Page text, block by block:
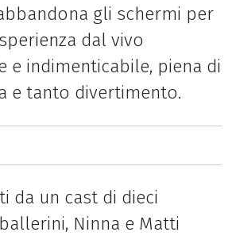
gli schermi per
dal vivo
e indimenticabile, piena di
e tanto divertimento.
da un cast di dieci
Ninna e Matti